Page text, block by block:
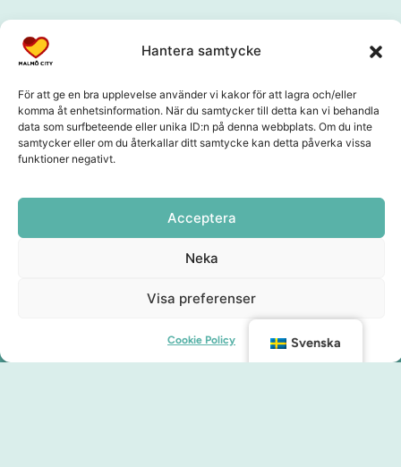
Hantera samtycke
För att ge en bra upplevelse använder vi kakor för att lagra och/eller
komma åt enhetsinformation. När du samtycker till detta kan vi behandla
data som surfbeteende eller unika ID:n på denna webbplats. Om du inte
samtycker eller om du återkallar ditt samtycke kan detta påverka vissa
funktioner negativt.
Acceptera
Neka
Visa preferenser
Cookie Policy Svenska